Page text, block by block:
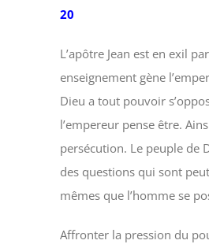
20
L’apôtre Jean est en exil
enseignement gène
Dieu a tout pouvoir
l’empereur pense être.
persécution. Le peuple de
des questions qui sont
mêmes que l’homme se
Affronter la pression du